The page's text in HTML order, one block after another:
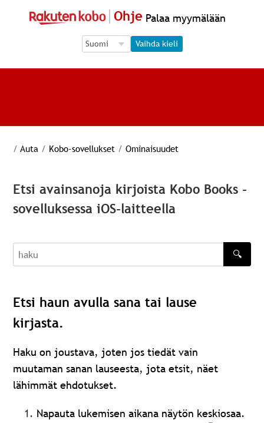
Ohje Palaa myymälään
Language Selection
Language Selection
Vaihda kieli
/ Auta / Kobo-sovellukset / Ominaisuudet
Etsi avainsanoja kirjoista Kobo Books -
sovelluksessa iOS-laitteella
haku
🔍
Etsi haun avulla sana tai lause
kirjasta.
Haku on joustava, joten jos tiedät vain
muutaman sanan lauseesta, jota etsit, näet
lähimmät ehdotukset.
Napauta lukemisen aikana näytön keskiosaa.